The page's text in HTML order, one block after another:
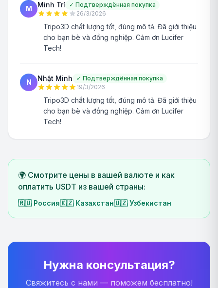
M Minh Trí ✓ Подтверждённая покупка
26/3/2026
Tripo3D chất lượng tốt, đúng mô tả. Đã giới thiệu
cho bạn bè và đồng nghiệp. Cảm ơn Lucifer
Tech!
N Nhật Minh ✓ Подтверждённая покупка
19/3/2026
Tripo3D chất lượng tốt, đúng mô tả. Đã giới thiệu
cho bạn bè và đồng nghiệp. Cảm ơn Lucifer
Tech!
🌍 Смотрите цены в вашей валюте и как
оплатить USDT из вашей страны:
🇷🇺 Россия🇰🇿 Казахстан🇺🇿 Узбекистан
Нужна консультация?
Свяжитесь с нами — поможем бесплатно!